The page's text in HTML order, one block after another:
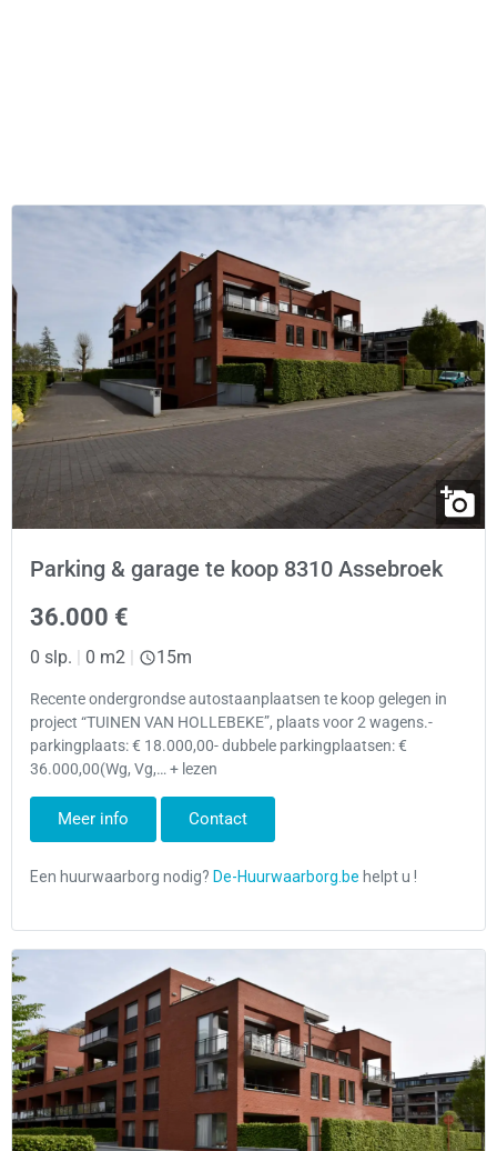
Parking & garage te koop 8310 Assebroek
36.000 €
0 slp. 0 m2 15m
Recente ondergrondse autostaanplaatsen te koop gelegen in
project “TUINEN VAN HOLLEBEKE”, plaats voor 2 wagens.-
parkingplaats: € 18.000,00- dubbele parkingplaatsen: €
36.000,00(Wg, Vg,… + lezen
Meer info Contact